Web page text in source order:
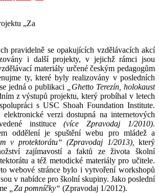
„Za
pravidelně se opakujících vzdělávacích akcí
i další projekty, v jejichž rámci jsou
materiály určené českým pedagogům
ty, které byly realizovány v posledních
jedná o publikaci
„Ghetto Terezín, holokaust
z výstupů projektu, který probíhal v letech
s USC Shoah Foundation Institute.
verzi dostupná na internetových
instituce(více Zpravodaj 1/2010).
oddělení je spuštění webu pro mládež a
v protektorátu“ (Zpravodaj 1/2013), který
zajímavostí a faktů ze života školní
a též metodické materiály pro učitele.
webové stránce bylo i vytvoření workshopů
v nabídce pro školní skupiny. Jako poslední
„Za pomníčky“ (Zpravodaj 1/2012).